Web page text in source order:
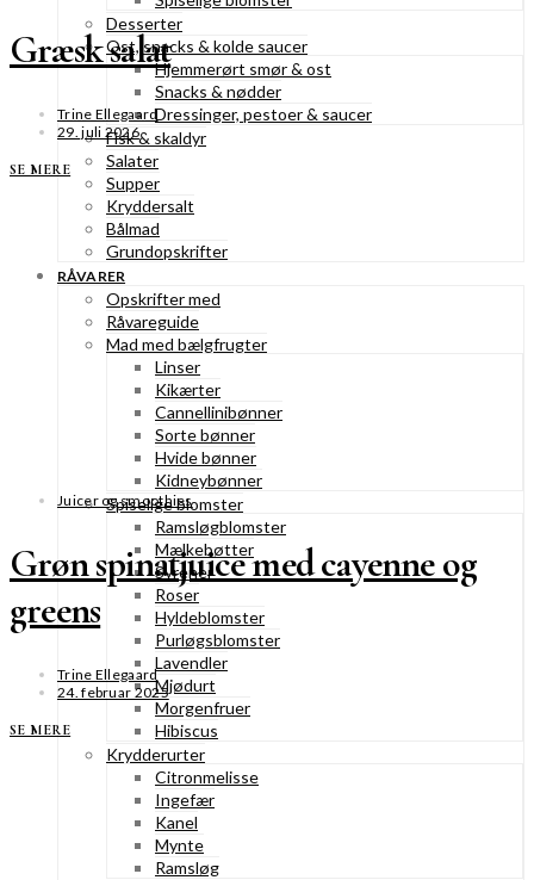
Desserter
Ost, snacks & kolde saucer
Hjemmerørt smør & ost
Snacks & nødder
Dressinger, pestoer & saucer
Fisk & skaldyr
Salater
Supper
Kryddersalt
Bålmad
Grundopskrifter
RÅVARER
Opskrifter med
Råvareguide
Mad med bælgfrugter
Linser
Kikærter
Cannellinibønner
Sorte bønner
Hvide bønner
Kidneybønner
Spiselige blomster
Ramsløgblomster
Mælkebøtter
Syrener
Roser
Hyldeblomster
Purløgsblomster
Lavendler
Mjødurt
Morgenfruer
Hibiscus
Krydderurter
Citronmelisse
Ingefær
Kanel
Mynte
Ramsløg
Græsk salat
Trine Ellegaard
29. juli 2026
SE MERE
Juicer og smoothies
Grøn spinatjuice med cayenne og
greens
Trine Ellegaard
24. februar 2025
SE MERE